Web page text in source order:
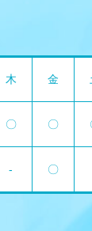
木 金
〇 〇
- 〇